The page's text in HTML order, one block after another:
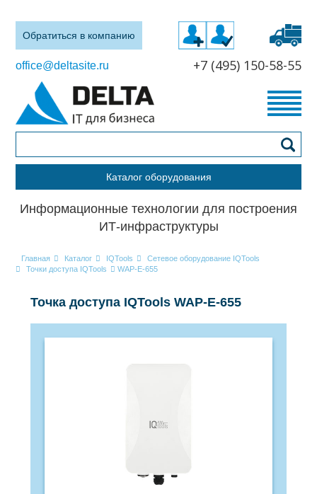
Обратиться в компанию
office@deltasite.ru +7 (495) 150-58-55
Каталог оборудования
Информационные технологии для построения
ИТ-инфраструктуры
Главная Каталог IQTools
Сетевое оборудование IQTools
Точки доступа IQTools
WAP-E-655
Точка доступа IQTools WAP-E-655